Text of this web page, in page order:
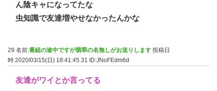
ん陰キャになってたな
虫知識で友達増やせなかったんかな
29 名前:番組の途中ですが翡翠の名無しがお送りします 投稿日
時:2020/03/15(日) 18:41:45.31 ID:JNoFEdm6d
友達がワイとか言ってる